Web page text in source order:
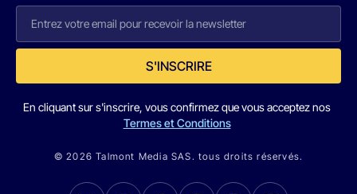
S'INSCRIRE
En cliquant sur s'inscrire, vous confirmez que vous acceptez nos
Termes et Conditions
© 2026 Talmont Media SAS. tous droits réservés.